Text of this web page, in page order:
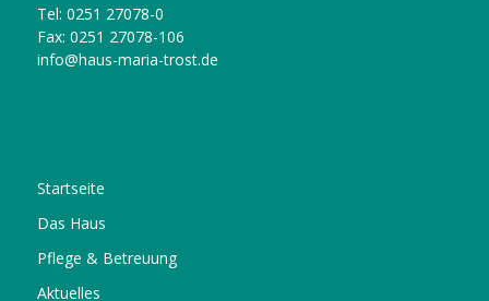
Tel: 0251 27078-0
Fax: 0251 27078-106
info@haus-maria-trost.de
Startseite
Das Haus
Pflege & Betreuung
Aktuelles